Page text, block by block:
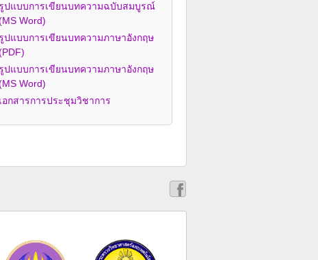
ปแบบการเขียนบทความฉบับสมบูรณ์
Word)
ปแบบการเขียนบทความภาษาอังกฤษ
ปแบบการเขียนบทความภาษาอังกฤษ
Word)
เอกสารการประชุมวิชาการ